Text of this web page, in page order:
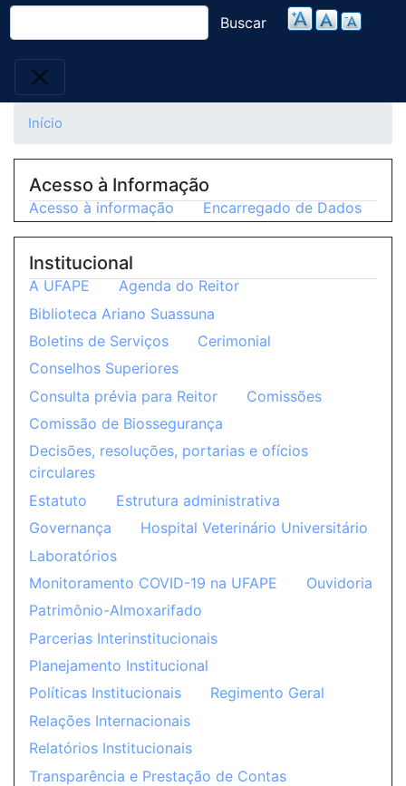
Buscar
Início
Acesso à Informação
Acesso à informação Encarregado de Dados
Institucional
A UFAPE
Agenda do Reitor
Biblioteca Ariano Suassuna
Boletins de Serviços
Cerimonial
Conselhos Superiores
Consulta prévia para Reitor
Comissões
Comissão de Biossegurança
Decisões, resoluções, portarias e ofícios
circulares
Estatuto
Estrutura administrativa
Governança
Hospital Veterinário Universitário
Laboratórios
Monitoramento COVID-19 na UFAPE
Ouvidoria
Patrimônio-Almoxarifado
Parcerias Interinstitucionais
Planejamento Institucional
Políticas Institucionais
Regimento Geral
Relações Internacionais
Relatórios Institucionais
Transparência e Prestação de Contas